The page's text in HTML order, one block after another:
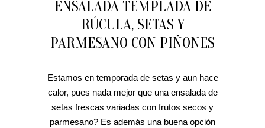
ENSALADA TEMPLADA DE
RÚCULA, SETAS Y
PARMESANO CON PIÑONES
Estamos en temporada de setas y aun hace
calor, pues nada mejor que una ensalada de
setas frescas variadas con frutos secos y
parmesano? Es además una buena opción